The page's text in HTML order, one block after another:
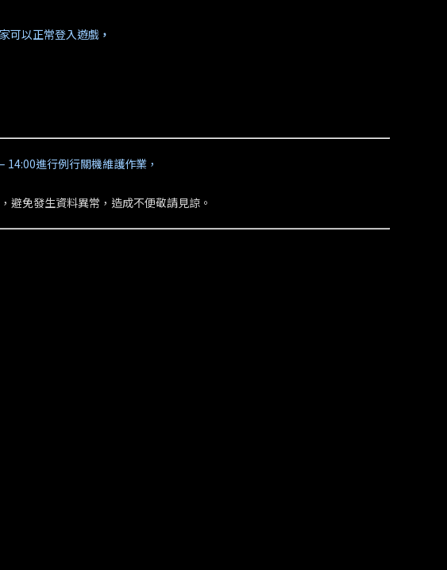
可以正常登入遊戲 ，
進行例行關機維護作業，
避免發生資料異常，造成不便敬請見諒。